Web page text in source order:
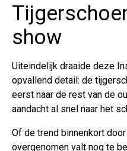
show
Uiteindelijk draaide deze
opvallend detail: de
eerst naar de rest van de
aandacht al snel naar het
Of de trend binnenkort
overgenomen valt nog te